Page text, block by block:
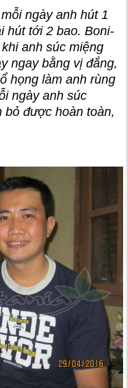
ngày anh hút 1
hút tới 2 bao. Boni-
anh súc miệng
ngay bằng vị đắng,
họng làm anh rùng
ngày anh súc
bỏ được hoàn toàn,